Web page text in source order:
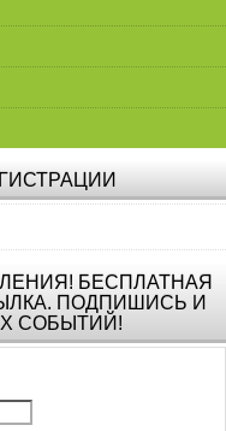
БЕСПЛАТНАЯ
ПОДПИШИСЬ И
СОБЫТИЙ!